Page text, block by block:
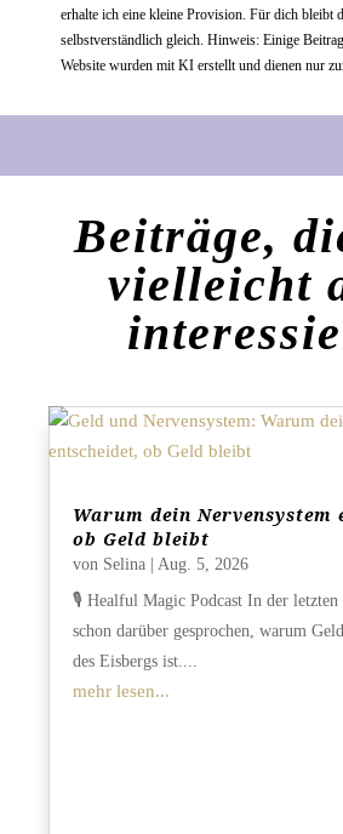
erhalte ich eine kleine Provision. Für dich bleibt
selbstverständlich gleich. Hinweis: Einige
Website wurden mit KI erstellt und dienen nur
Beiträge,
vielleicht
Warum dein Nervensystem
ob Geld bleibt
von Selina
Aug. 5, 2026
🎙️ Healful Magic Podcast In der
schon darüber gesprochen, warum
des Eisbergs ist....
mehr lesen...